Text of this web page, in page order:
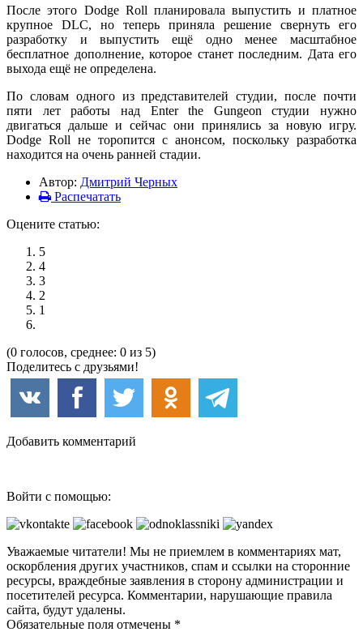
После этого Dodge Roll планировала выпустить и платное
крупное DLC, но теперь приняла решение свернуть его
разработку и выпустить ещё одно менее масштабное
бесплатное дополнение, которое станет последним. Дата его
выхода ещё не определена.
По словам одного из представителей студии, после почти
пяти лет работы над Enter the Gungeon студии нужно
двигаться дальше и сейчас они принялись за новую игру.
Dodge Roll не торопится с анонсом, поскольку разработка
находится на очень ранней стадии.
Автор: Дмитрий Черных
Распечатать
Оцените статью:
5
4
3
2
1
(0 голосов, среднее: 0 из 5)
Поделитесь с друзьями!
Добавить комментарий
Войти с помощью:
Уважаемые читатели! Мы не приемлем в комментариях мат,
оскорбления других участников, спам и ссылки на сторонние
ресурсы, враждебные заявления в сторону администрации и
посетителей ресурса. Комментарии, нарушающие правила
сайта, будут удалены.
Обязательные поля отмечены *